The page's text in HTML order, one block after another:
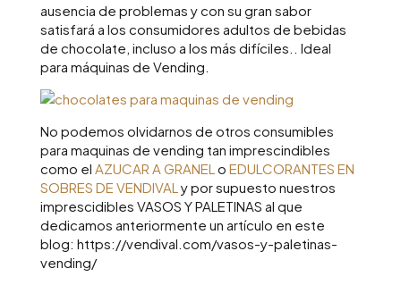
ausencia de problemas y con su gran sabor
satisfará a los consumidores adultos de bebidas
de chocolate, incluso a los más difíciles.. Ideal
para máquinas de Vending.
No podemos olvidarnos de otros consumibles
para maquinas de vending tan imprescindibles
como el AZUCAR A GRANEL o EDULCORANTES EN
SOBRES DE VENDIVAL y por supuesto nuestros
imprescidibles VASOS Y PALETINAS al que
dedicamos anteriormente un artículo en este
blog: https://vendival.com/vasos-y-paletinas-
vending/